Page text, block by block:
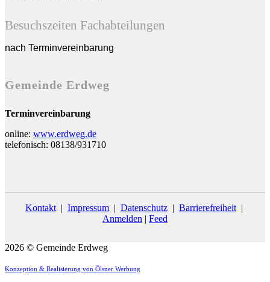
Besuchszeiten Fachabteilungen
nach Terminvereinbarung
Gemeinde Erdweg
Terminvereinbarung
online: www.erdweg.de
telefonisch: 08138/931710
Kontakt| Impressum| Datenschutz| Barrierefreiheit|
Anmelden | Feed
2026 © Gemeinde Erdweg
Konzeption & Realisierung von Ölsner Werbung